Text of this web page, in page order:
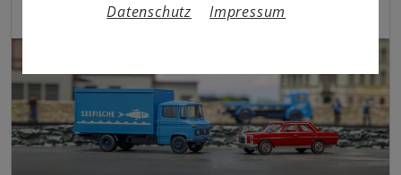
Datenschutz Impressum